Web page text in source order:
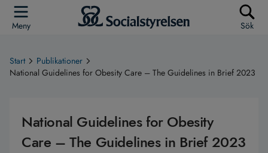
Meny Sök
Start
Publikationer
National Guidelines for Obesity Care – The Guidelines in Brief 2023
National Guidelines for Obesity
Care – The Guidelines in Brief 2023